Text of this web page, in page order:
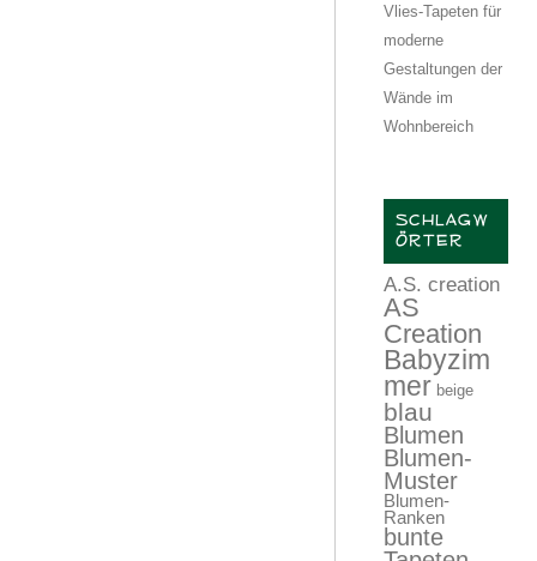
Vlies-Tapeten für
moderne
Gestaltungen der
Wände im
Wohnbereich
SCHLAGW
ÖRTER
A.S. creation
AS
Creation
Babyzim
mer beige
blau
Blumen
Blumen-
Muster
Blumen-
Ranken
bunte